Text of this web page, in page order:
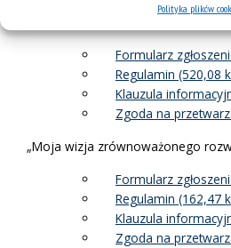
Polityka plików
Formularz
Regulamin
Klauzula
Zgoda na
„Moja wizja zrównoważonego
Formularz
Regulamin
Klauzula
Zgoda na